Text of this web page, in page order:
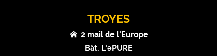
TROYES
2 mail de l'Europe
Bât. L'ePURE